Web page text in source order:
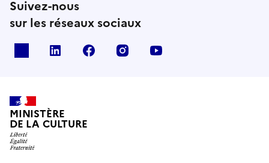
Suivez-nous
sur les réseaux sociaux
linkedin facebook instagram
MINISTÈRE
DE LA CULTURE